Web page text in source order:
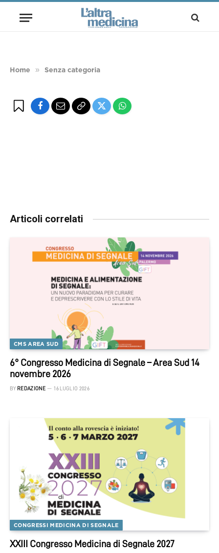
Home » Senza categoria
SENZA CATEGORIA
Articoli correlati
CMS AREA SUD
6° Congresso Medicina di Segnale – Area Sud 14
novembre 2026
BY REDAZIONE 16 LUGLIO 2026
CONGRESSI MEDICINA DI SEGNALE
XXIII Congresso Medicina di Segnale 2027